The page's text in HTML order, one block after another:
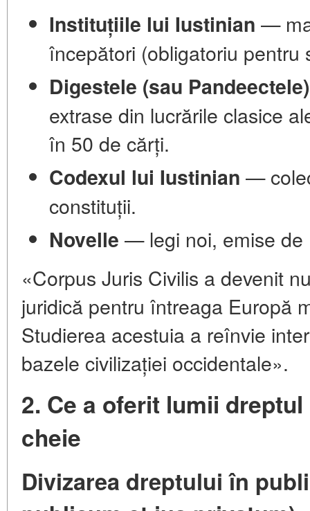
Instituțiile lui Iustinian —
începători (obligatoriu pentru
Digestele (sau Pandeectele)
extrase din lucrările clasice
în 50 de cărți.
Codexul lui Iustinian —
constituții.
Novelle — legi noi, emise de
«Corpus Juris Civilis a devenit
juridică pentru întreaga Europă
Studierea acestuia a reînvie
bazele civilizației occidentale».
2. Ce a oferit lumii
cheie
Divizarea dreptului în